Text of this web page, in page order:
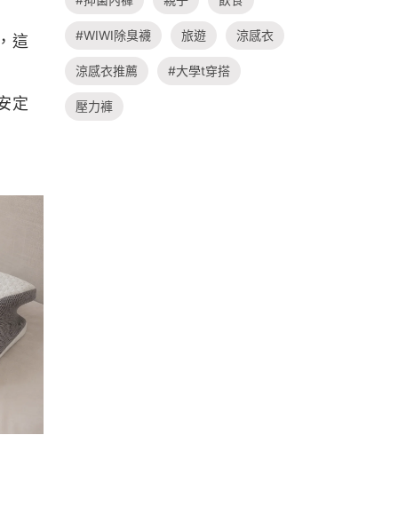
這
定
#WIWI除臭襪 旅遊 涼感衣
涼感衣推薦 #大學t穿搭
壓力褲